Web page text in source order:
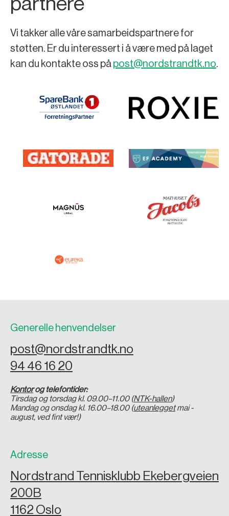
Vi takker alle våre samarbeidspartnere for
støtten. Er du interessert i å være med på laget
kan du kontakte oss på post@nordstrandtk.no.
Generelle henvendelser
post@nordstrandtk.no
94 46 16 20
Kontorog telefontider:
Tirsdag og torsdag kl. 09.00–11.00 (NTK-hallen)
Mandag og onsdag kl. 16.00–18.00 (uteanleggetmai -
august, ved fint vær!)
Adresse
Nordstrand Tennisklubb Ekebergveien
200B
1162 Oslo